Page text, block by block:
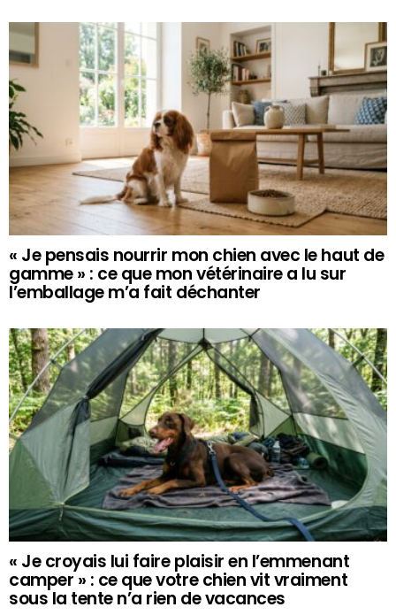
« Je pensais nourrir mon chien avec le haut de
gamme » : ce que mon vétérinaire a lu sur
l’emballage m’a fait déchanter
« Je croyais lui faire plaisir en l’emmenant
camper » : ce que votre chien vit vraiment
sous la tente n’a rien de vacances